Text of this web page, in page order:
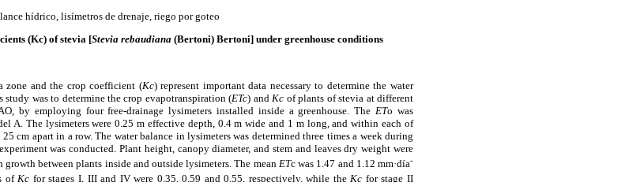
hídrico, lisímetros de drenaje, riego por goteo
(Kc) of stevia [Stevia rebaudiana (Bertoni) Bertoni] under greenhouse conditions
zone and the crop coefficient (Kc) represent important data necessary to determine the water
was to determine the crop evapotranspiration (ETc) and Kc of plants of stevia at different
by employing four free-drainage lysimeters installed inside a greenhouse. The ETo was
A. The lysimeters were 0.25 m effective depth, 0.4 m wide and 1 m long, and within each of
cm apart in a row. The water balance in lysimeters was determined three times a week during
was conducted. Plant height, canopy diameter, and stem and leaves dry weight were
between plants inside and outside lysimeters. The mean ETc was 1.47 and 1.12 mm·día-
ofKc for stages I, III and IV were 0.35, 0.59 and 0.55, respectively, while theKc for stage II